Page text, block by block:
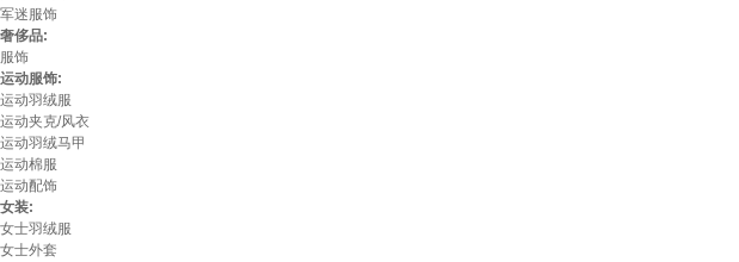
军迷服饰
奢侈品:
服饰
运动服饰:
运动羽绒服
运动夹克/风衣
运动羽绒马甲
运动棉服
运动配饰
女装:
女士羽绒服
女士外套